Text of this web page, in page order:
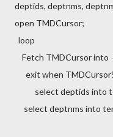
deptids, deptnms,
open TMDCursor;
loop
Fetch TMDCursor into
exit when
select deptids
select deptnms into